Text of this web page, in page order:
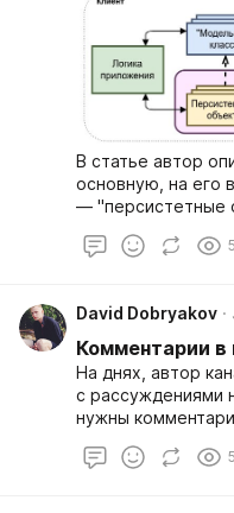
В статье автор
основную, на его
— "персистетные
альтернативу в
позволяющей
David Dobryakov
Комментарии в
На днях, автор
с рассуждениями
нужны